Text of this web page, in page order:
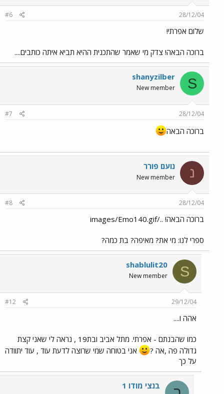
28/12/04
#6
שלום אפרתי!
ברוכה הבאה! צדק מי שאמר שהתכנית ההיא תביא איתה כותבים....
S
shanyzilber
New member
28/12/04
#7
ברוכה הבאה
נ נועם פורר
New member
28/12/04
#8
ברוכה הבאה! ../images/Emo140.gif
ספרי לנו: מי את? מאיפה? בת כמה?
S
shablulit20
New member
29/12/04
#12
אהה ו....
כמו שהבנתם - אפרתי. מתל אביב ובת19 , נראה לי שאני קצת
גדולה פה ,אה ?
אני בטוחה שמי שרוצה לדעת עוד , עוד יתוודה
על כך
בנצי מודו 1